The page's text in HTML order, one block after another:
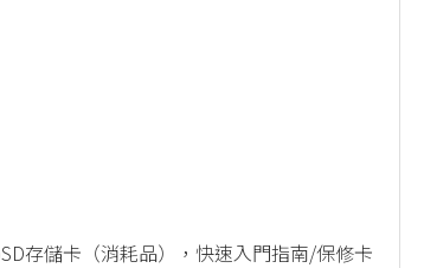
存儲卡（消耗品），快速入門指南/保修卡